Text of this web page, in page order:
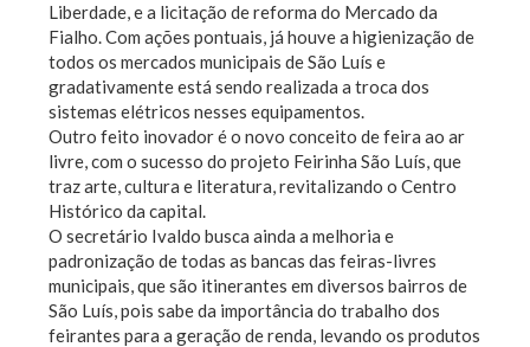
Liberdade, e a licitação de reforma do Mercado da
Fialho. Com ações pontuais, já houve a higienização de
todos os mercados municipais de São Luís e
gradativamente está sendo realizada a troca dos
sistemas elétricos nesses equipamentos.
Outro feito inovador é o novo conceito de feira ao ar
livre, com o sucesso do projeto Feirinha São Luís, que
traz arte, cultura e literatura, revitalizando o Centro
Histórico da capital.
O secretário Ivaldo busca ainda a melhoria e
padronização de todas as bancas das feiras-livres
municipais, que são itinerantes em diversos bairros de
São Luís, pois sabe da importância do trabalho dos
feirantes para a geração de renda, levando os produtos